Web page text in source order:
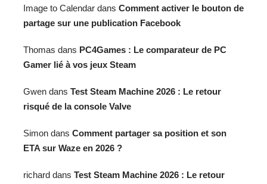
Image to Calendar dans Comment activer le bouton de
partage sur une publication Facebook
Thomas dans PC4Games : Le comparateur de PC
Gamer lié à vos jeux Steam
Gwen dans Test Steam Machine 2026 : Le retour
risqué de la console Valve
Simon dans Comment partager sa position et son
ETA sur Waze en 2026 ?
richard dans Test Steam Machine 2026 : Le retour